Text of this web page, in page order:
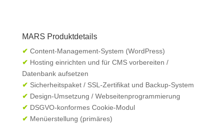
MARS Produktdetails
✔ Content-Management-System (WordPress)
✔ Hosting einrichten und für CMS vorbereiten /
Datenbank aufsetzen
✔ Sicherheitspaket / SSL-Zertifikat und Backup-System
✔ Design-Umsetzung / Webseitenprogrammierung
✔ DSGVO-konformes Cookie-Modul
✔ Menüerstellung (primäres)